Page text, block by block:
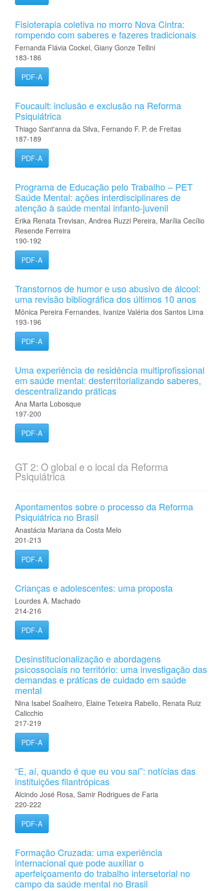
Fisioterapia coletiva no morro Nova Cintra:
rompendo com saberes e fazeres tradicionais
Fernanda Flávia Cockel, Giany Gonze Tellini
183-186
PDF-A
Foucault: inclusão e exclusão na Reforma
Psiquiátrica
Thiago Sant'anna da Silva, Fernando F. P. de Freitas
187-189
PDF-A
Programa de Educação pelo Trabalho – PET
Saúde Mental: ações interdisciplinares de
atenção à saúde mental infanto-juvenil
Erika Renata Trevisan, Andrea Ruzzi Pereira, Marília Cecílio
Resende Ferreira
190-192
PDF-A
Transtornos de humor e uso abusivo de álcool:
uma revisão bibliográfica dos últimos 10 anos
Mônica Pereira Fernandes, Ivanize Valéria dos Santos Lima
193-196
PDF-A
Uma experiência de residência multiprofissional
em saúde mental: desterritorializando saberes,
descentralizando práticas
Ana Marta Lobosque
197-200
PDF-A
GT 2: O global e o local da Reforma
Psiquiátrica
Apontamentos sobre o processo da Reforma
Psiquiátrica no Brasil
Anastácia Mariana da Costa Melo
201-213
PDF-A
Crianças e adolescentes: uma proposta
Lourdes A. Machado
214-216
PDF-A
Desinstitucionalização e abordagens
psicossociais no território: uma investigação das
demandas e práticas de cuidado em saúde
mental
Nina Isabel Soalheiro, Elaine Teixeira Rabello, Renata Ruiz
Calicchio
217-219
PDF-A
“E, aí, quando é que eu vou saí”: notícias das
instituições filantrópicas
Alcindo José Rosa, Samir Rodrigues de Faria
220-222
PDF-A
Formação Cruzada: uma experiência
internacional que pode auxiliar o
aperfeiçoamento do trabalho intersetorial no
campo da saúde mental no Brasil